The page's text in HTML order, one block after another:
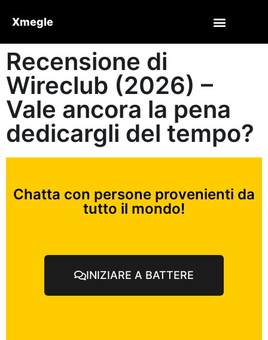
Xmegle
Recensione di
Wireclub (2026) –
Vale ancora la pena
dedicargli del tempo?
Chatta con persone provenienti da
tutto il mondo!
INIZIARE A BATTERE